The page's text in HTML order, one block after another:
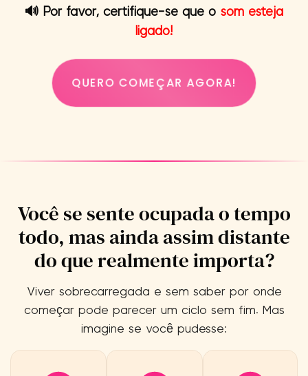
🔊 Por favor, certifique-se que o som esteja
ligado!
QUERO COMEÇAR AGORA!
Você se sente ocupada o tempo
todo, mas ainda assim distante
do que realmente importa?
Viver sobrecarregada e sem saber por onde
começar pode parecer um ciclo sem fim. Mas
imagine se você pudesse: